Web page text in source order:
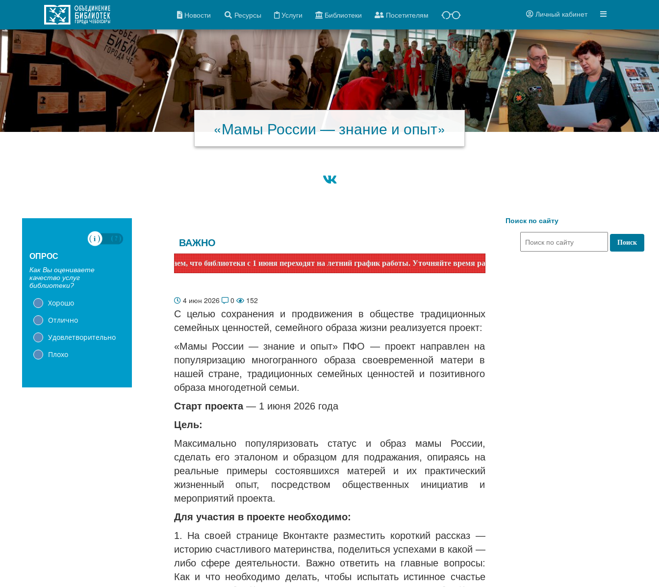
Новости Ресурсы Услуги Библиотеки Посетителям Личный кабинет
«Мамы России — знание и опыт»
ОПРОС
Как Вы оцениваете
качество услуг
библиотеки?
Хорошо
Отлично
Удовлетворительно
Плохо
ВАЖНО
Уважаемые читатели! Сообщаем, что библиотеки с 1 июня переходят на летний график работы. Уточняйте время работы по номеру телефона или на сайте в разделе
4 июн 2026 0 152
С целью сохранения и продвижения в обществе традиционных
семейных ценностей, семейного образа жизни реализуется проект:
«Мамы России — знание и опыт» ПФО — проект направлен на
популяризацию многогранного образа своевременной матери в
нашей стране, традиционных семейных ценностей и позитивного
образа многодетной семьи.
Старт проекта— 1 июня 2026 года
Цель:
Максимально популяризовать статус и образ мамы России,
сделать его эталоном и образцом для подражания, опираясь на
реальные примеры состоявшихся матерей и их практический
жизненный опыт, посредством общественных инициатив и
мероприятий проекта.
Для участия в проекте необходимо:
1. На своей странице Вконтакте разместить короткий рассказ —
историю счастливого материнства, поделиться успехами в какой —
либо сфере деятельности. Важно ответить на главные вопросы:
Как и что необходимо делать, чтобы испытать истинное счастье
Поиск по сайту